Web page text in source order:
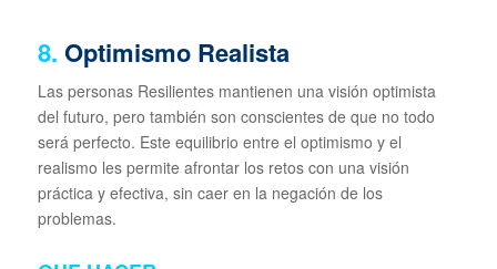
8. Optimismo Realista
Las personas Resilientes mantienen una visión optimista
del futuro, pero también son conscientes de que no todo
será perfecto. Este equilibrio entre el optimismo y el
realismo les permite afrontar los retos con una visión
práctica y efectiva, sin caer en la negación de los
problemas.